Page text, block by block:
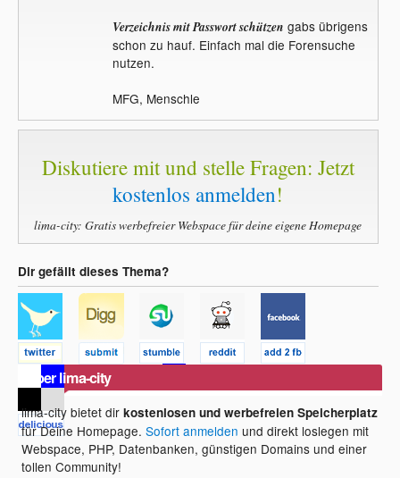
Verzeichnis mit Passwort schützen gabs übrigens
schon zu hauf. Einfach mal die Forensuche
nutzen.
MFG, Menschle
Diskutiere mit und stelle Fragen: Jetzt
kostenlos anmelden!
lima-city: Gratis werbefreier Webspace für deine eigene Homepage
Dir gefällt dieses Thema?
Über lima-city
lima-city bietet dirkostenlosen und werbefreien Speicherplatz
für Deine Homepage.Sofort anmelden und direkt loslegen mit
Webspace, PHP, Datenbanken, günstigen Domains und einer
tollen Community!